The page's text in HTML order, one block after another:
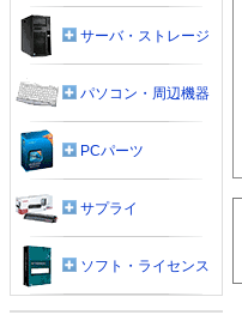
サーバ・ストレージ
パソコン・周辺機器
PCパーツ
サプライ
ソフト・ライセンス